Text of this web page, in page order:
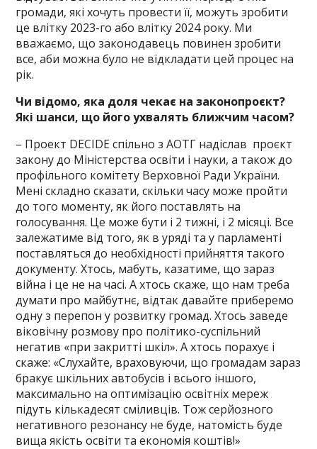
громади, які хочуть провести її, можуть зробити
це влітку 2023-го або влітку 2024 року. Ми
вважаємо, що законодавець повинен зробити
все, аби можна було не відкладати цей процес на
рік.
Чи відомо, яка доля чекає на законопроєкт?
Які шанси, що його ухвалять ближчим часом?
– Проект DECIDE спільно з АОТГ надіслав проєкт
закону до Міністерства освіти і науки, а також до
профільного комітету Верховної Ради України.
Мені складно сказати, скільки часу може пройти
до того моменту, як його поставлять на
голосування. Це може бути і 2 тижні, і 2 місяці. Все
залежатиме від того, як в уряді та у парламенті
поставляться до необхідності прийняття такого
документу. Хтось, мабуть, казатиме, що зараз
війна і це не на часі. А хтось скаже, що нам треба
думати про майбутнє, відтак давайте приберемо
одну з перепон у розвитку громад. Хтось заведе
віковічну розмову про політико-суспільний
негатив «при закритті шкіл». А хтось порахує і
скаже: «Слухайте, враховуючи, що громадам зараз
бракує шкільних автобусів і всього іншого,
максимально на оптимізацію освітніх мереж
підуть кількадесят сміливців. Тож серйозного
негативного резонансу не буде, натомість буде
вища якість освіти та економія коштів!»